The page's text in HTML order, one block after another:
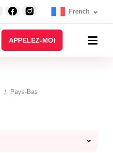
French
APPELEZ-MOI
Pays-Bas